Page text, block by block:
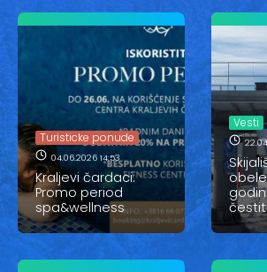
Turisticke ponude
04.06.2026 14:53
Kraljevi čardaci:
Promo period
spa&wellness
Vesti